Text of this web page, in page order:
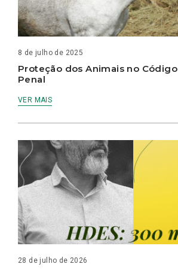
8 de julho de 2025
Proteção dos Animais no Código
Penal
VER MAIS
28 de julho de 2026